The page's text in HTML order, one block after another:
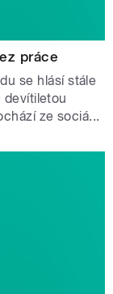
práce
se hlásí stále
devítiletou
ze sociá...